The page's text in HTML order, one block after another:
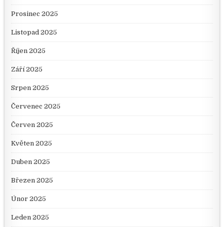
Prosinec 2025
Listopad 2025
Říjen 2025
Září 2025
Srpen 2025
Červenec 2025
Červen 2025
Květen 2025
Duben 2025
Březen 2025
Únor 2025
Leden 2025